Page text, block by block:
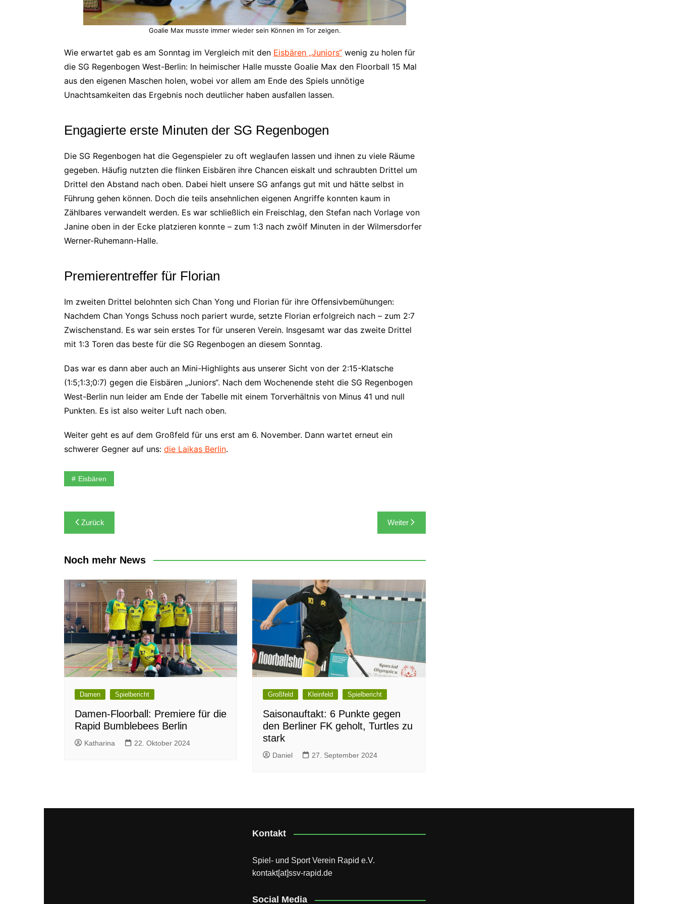
Goalie Max musste immer wieder sein Können im Tor zeigen.
Wie erwartet gab es am Sonntag im Vergleich mit den Eisbären „Juniors“ wenig zu holen für
die SG Regenbogen West-Berlin: In heimischer Halle musste Goalie Max den Floorball 15 Mal
aus den eigenen Maschen holen, wobei vor allem am Ende des Spiels unnötige
Unachtsamkeiten das Ergebnis noch deutlicher haben ausfallen lassen.
Engagierte erste Minuten der SG Regenbogen
Die SG Regenbogen hat die Gegenspieler zu oft weglaufen lassen und ihnen zu viele Räume
gegeben. Häufig nutzten die flinken Eisbären ihre Chancen eiskalt und schraubten Drittel um
Drittel den Abstand nach oben. Dabei hielt unsere SG anfangs gut mit und hätte selbst in
Führung gehen können. Doch die teils ansehnlichen eigenen Angriffe konnten kaum in
Zählbares verwandelt werden. Es war schließlich ein Freischlag, den Stefan nach Vorlage von
Janine oben in der Ecke platzieren konnte – zum 1:3 nach zwölf Minuten in der Wilmersdorfer
Werner-Ruhemann-Halle.
Premierentreffer für Florian
Im zweiten Drittel belohnten sich Chan Yong und Florian für ihre Offensivbemühungen:
Nachdem Chan Yongs Schuss noch pariert wurde, setzte Florian erfolgreich nach – zum 2:7
Zwischenstand. Es war sein erstes Tor für unseren Verein. Insgesamt war das zweite Drittel
mit 1:3 Toren das beste für die SG Regenbogen an diesem Sonntag.
Das war es dann aber auch an Mini-Highlights aus unserer Sicht von der 2:15-Klatsche
(1:5;1:3;0:7) gegen die Eisbären „Juniors“. Nach dem Wochenende steht die SG Regenbogen
West-Berlin nun leider am Ende der Tabelle mit einem Torverhältnis von Minus 41 und null
Punkten. Es ist also weiter Luft nach oben.
Weiter geht es auf dem Großfeld für uns erst am 6. November. Dann wartet erneut ein
schwerer Gegner auf uns: die Laikas Berlin.
Eisbären
Beitragsnavigation
Zurück Weiter
Noch mehr News
Damen Spielbericht
Damen-Floorball: Premiere für die
Rapid Bumblebees Berlin
Katharina 22. Oktober 2024
Großfeld Kleinfeld Spielbericht
Saisonauftakt: 6 Punkte gegen
den Berliner FK geholt, Turtles zu
stark
Daniel 27. September 2024
Kontakt
Spiel- und Sport Verein Rapid e.V.
kontakt[at]ssv-rapid.de
Social Media